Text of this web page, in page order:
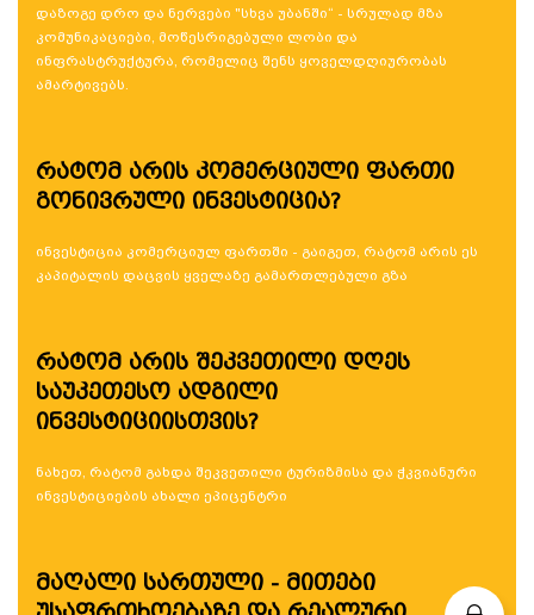
დაზოგე დრო და ნერვები "სხვა უბანში“ - სრულად მზა
კომუნიკაციები, მოწესრიგებული ლობი და
ინფრასტრუქტურა, რომელიც შენს ყოველდღიურობას
ამარტივებს.
რატომ არის კომერციული ფართი
გონივრული ინვესტიცია?
ინვესტიცია კომერციულ ფართში - გაიგეთ, რატომ არის ეს
კაპიტალის დაცვის ყველაზე გამართლებული გზა
რატომ არის შეკვეთილი დღეს
საუკეთესო ადგილი
ინვესტიციისთვის?
ნახეთ, რატომ გახდა შეკვეთილი ტურიზმისა და ჭკვიანური
ინვესტიციების ახალი ეპიცენტრი
მაღალი სართული - მითები